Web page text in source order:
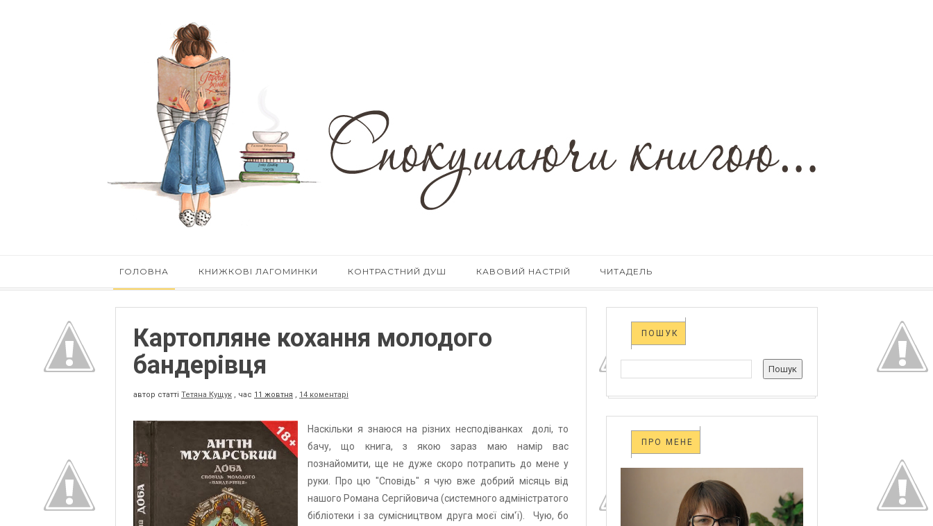
ГОЛОВНА КНИЖКОВІ ЛАГОМИНКИ КОНТРАСТНИЙ ДУШ КАВОВИЙ НАСТРІЙ ЧИТАДЕЛЬ
Картопляне кохання молодого
бандерівця
автор статті Тетяна Кущук , час 11 жовтня , 14 коментарі
Наскільки я знаюся на різних несподіванках долі, то
бачу, що книга, з якою зараз маю намір вас
познайомити, ще не дуже скоро потрапить до мене у
руки. Про цю "Сповідь" я чую вже добрий місяць від
нашого Романа Сергійовича (системного адміністратого
бібліотеки і за сумісництвом друга моєї сім'ї). Чую, бо
ПОШУК
ПРО МЕНЕ